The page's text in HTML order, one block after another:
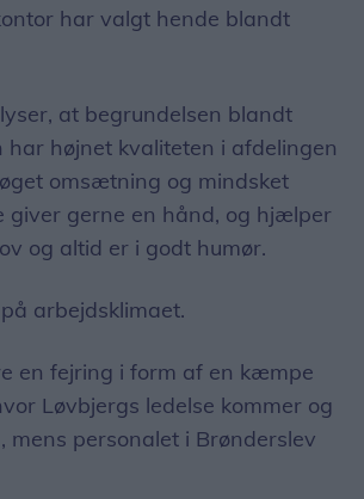
har valgt hende blandt
at begrundelsen blandt
har højnet kvaliteten i afdelingen
omsætning og mindsket
giver gerne en hånd, og hjælper
og altid er i godt humør.
arbejdsklimaet.
en fejring i form af en kæmpe
Løvbjergs ledelse kommer og
mens personalet i Brønderslev